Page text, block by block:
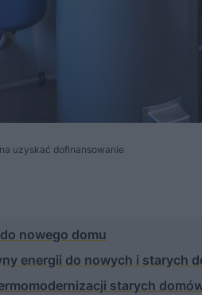
uzyskać dofinansowanie
do nowego domu
energii do nowych i starych
starych